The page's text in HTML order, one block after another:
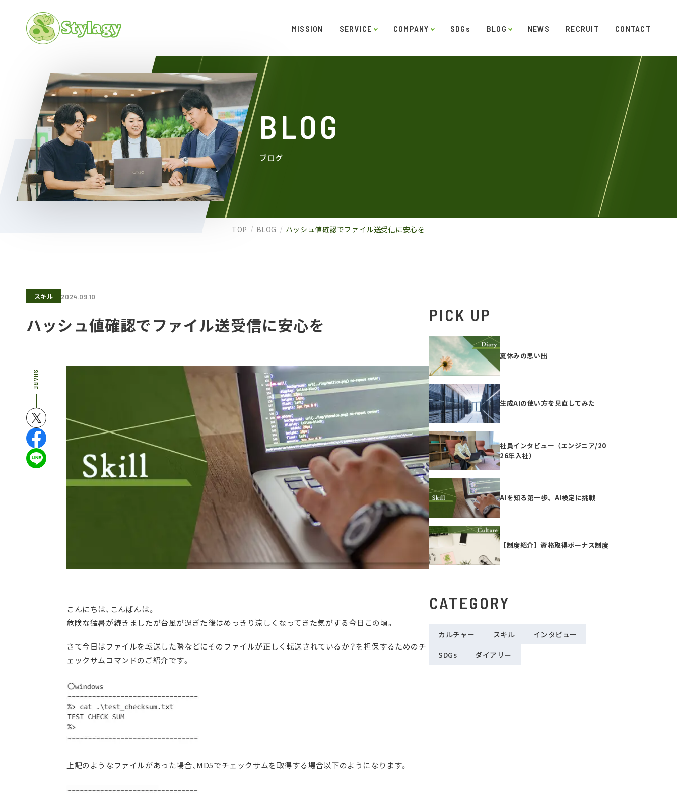
MISSION SERVICE
システムソリューション
COMPANY
会社概要 ご挨拶
SDGs BLOG
カルチャー スキル
NEWS RECRUIT CONTACT
BLOG
ブログ
TOP BLOG ハッシュ値確認でファイル送受信に安心を
スキル 2024.09.10
ハッシュ値確認でファイル送受信に安心を
SHARE
こんにちは、こんばんは。
危険な猛暑が続きましたが台風が過ぎた後はめっきり涼しくなってきた気がする今日この頃。
さて今日はファイルを転送した際などにそのファイルが正しく転送されているか？を担保するためのチ
ェックサムコマンドのご紹介です。
上記のようなファイルがあった場合、MD5でチェックサムを取得する場合以下のようになります。
PICK UP
夏休みの思い出
生成AIの使い方を見直してみた
社員インタビュー（エンジニア/20
26年入社）
AIを知る第一歩、AI検定に挑戦
【制度紹介】資格取得ボーナス制度
CATEGORY
カルチャー スキル
インタビュー
SDGs
ダイアリー